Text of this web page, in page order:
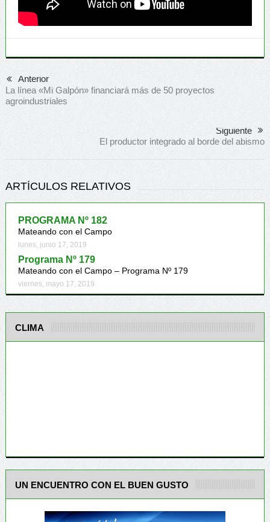
Anterior
La línea «Mi Galpón» financiará más de 50 proyectos
agroindustriales
Siguiente
El productor integrado al borde del abismo
ARTÍCULOS RELATIVOS
PROGRAMA Nº 182
Mateando con el Campo
lunes, junio 17, 2019
Programa Nº 179
Mateando con el Campo – Programa Nº 179
viernes, mayo 17, 2019
CLIMA
UN ENCUENTRO CON EL BUEN GUSTO